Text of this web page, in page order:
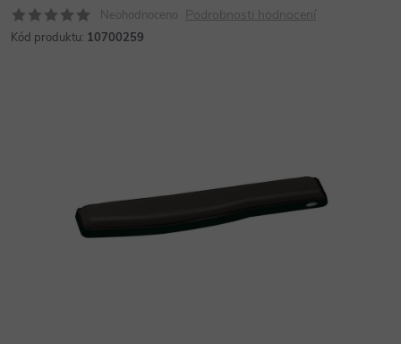
Neohodnoceno Podrobnosti hodnocení
Kód produktu: 10700259